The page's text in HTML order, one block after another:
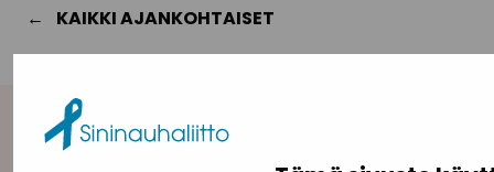
KAIKKI AJANKOHTAISET
Yhteystiedot